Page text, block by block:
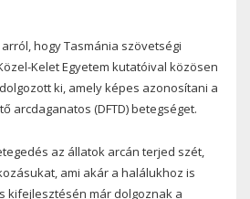
hogy Tasmánia szövetségi
Kelet Egyetem kutatóival közösen
ki, amely képes azonosítani a
arcdaganatos (DFTD) betegséget.
az állatok arcán terjed szét,
ami akár a halálukhoz is
kifejlesztésén már dolgoznak a